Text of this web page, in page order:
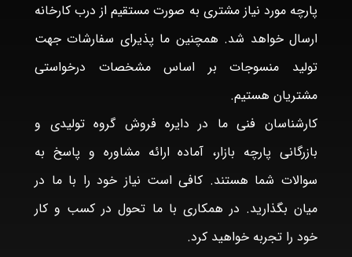
پارچه مورد نیاز مشتری به صورت مستقیم از درب کارخانه
ارسال خواهد شد. همچنین ما پذیرای سفارشات جهت
تولید منسوجات بر اساس مشخصات درخواستی
مشتریان هستیم.
کارشناسان فنی ما در دایره فروش گروه تولیدی و
بازرگانی پارچه بازار، آماده ارائه مشاوره و پاسخ به
سوالات شما هستند. کافی است نیاز خود را با ما در
میان بگذارید. در همکاری با ما تحول در کسب و کار
خود را تجربه خواهید کرد.